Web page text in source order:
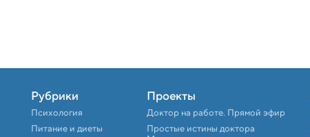
Рубрики
Психология
Питание и диеты
Проекты
Доктор на работе. Прямой эфир
Простые истины доктора